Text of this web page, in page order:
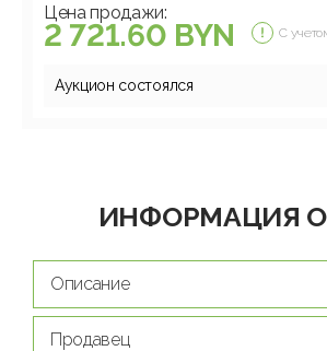
Цена продажи:
2 721.60 BYN С
Аукцион состоялся
ИНФОРМАЦИЯ
Описание
Продавец